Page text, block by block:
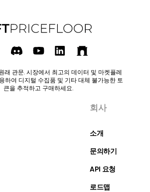
래 관문. 시장에서 최고의 데이터 및 마켓플레
하여 디지털 수집품 및 기타 대체 불가능한 토
큰을 추적하고 구매하세요.
회사
소개
문의하기
API 요청
로드맵